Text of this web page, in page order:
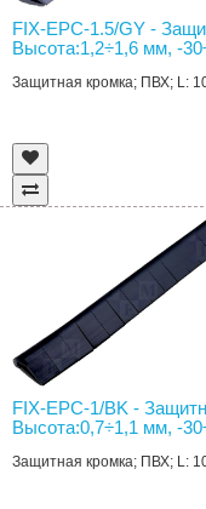
FIX-EPC-1.5/GY -
Высота:1,2÷1,6 мм, -
Защитная кромка; ПВХ; L:
FIX-EPC-1/BK -
Высота:0,7÷1,1 мм, -
Защитная кромка; ПВХ; L: